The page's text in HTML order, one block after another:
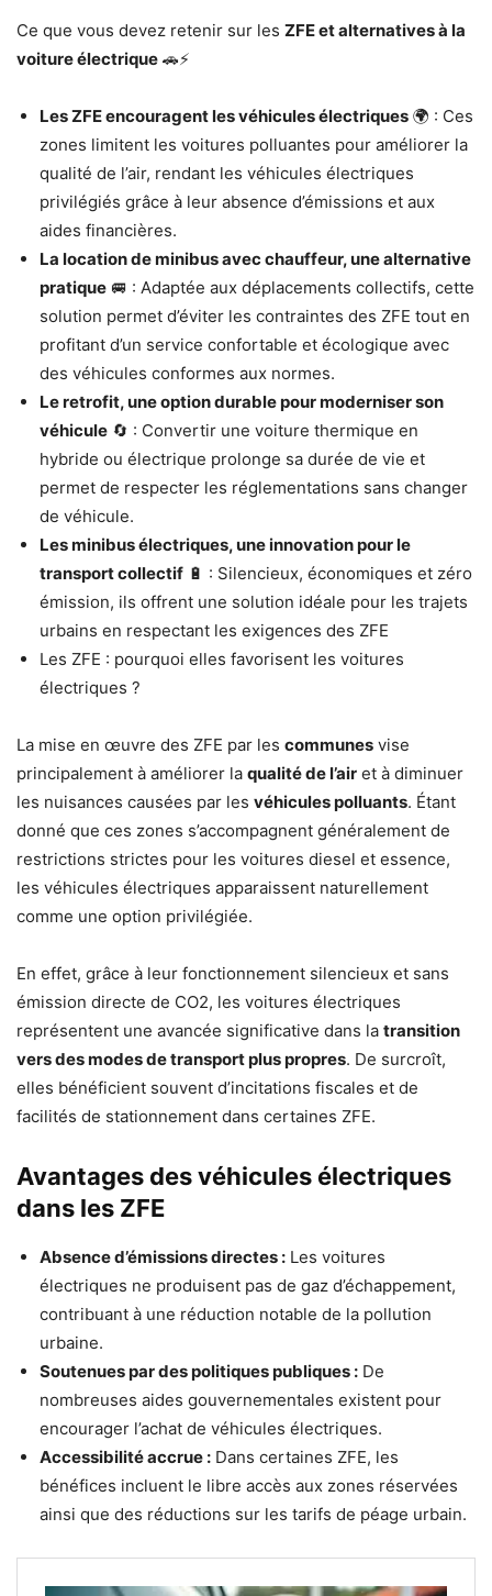
Ce que vous devez retenir sur les ZFE et alternatives à la
voiture électrique 🚗⚡
Les ZFE encouragent les véhicules électriques 🌍 : Ces
zones limitent les voitures polluantes pour améliorer la
qualité de l’air, rendant les véhicules électriques
privilégiés grâce à leur absence d’émissions et aux
aides financières.
La location de minibus avec chauffeur, une alternative
pratique 🚐 : Adaptée aux déplacements collectifs, cette
solution permet d’éviter les contraintes des ZFE tout en
profitant d’un service confortable et écologique avec
des véhicules conformes aux normes.
Le retrofit, une option durable pour moderniser son
véhicule 🔄 : Convertir une voiture thermique en
hybride ou électrique prolonge sa durée de vie et
permet de respecter les réglementations sans changer
de véhicule.
Les minibus électriques, une innovation pour le
transport collectif 🔋 : Silencieux, économiques et zéro
émission, ils offrent une solution idéale pour les trajets
urbains en respectant les exigences des ZFE
Les ZFE : pourquoi elles favorisent les voitures
électriques ?
La mise en œuvre des ZFE par les communes vise
principalement à améliorer la qualité de l’air et à diminuer
les nuisances causées par les véhicules polluants. Étant
donné que ces zones s’accompagnent généralement de
restrictions strictes pour les voitures diesel et essence,
les véhicules électriques apparaissent naturellement
comme une option privilégiée.
En effet, grâce à leur fonctionnement silencieux et sans
émission directe de CO2, les voitures électriques
représentent une avancée significative dans la transition
vers des modes de transport plus propres. De surcroît,
elles bénéficient souvent d’incitations fiscales et de
facilités de stationnement dans certaines ZFE.
Avantages des véhicules électriques
dans les ZFE
Absence d’émissions directes : Les voitures
électriques ne produisent pas de gaz d’échappement,
contribuant à une réduction notable de la pollution
urbaine.
Soutenues par des politiques publiques : De
nombreuses aides gouvernementales existent pour
encourager l’achat de véhicules électriques.
Accessibilité accrue : Dans certaines ZFE, les
bénéfices incluent le libre accès aux zones réservées
ainsi que des réductions sur les tarifs de péage urbain.